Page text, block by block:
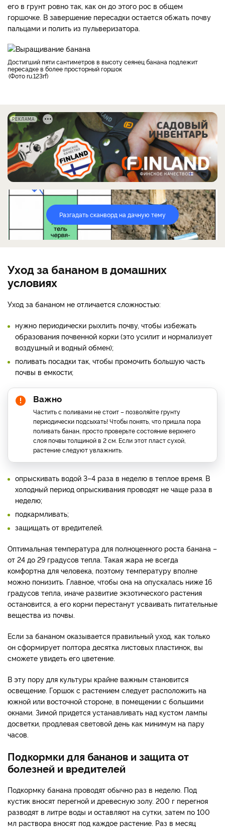
его в грунт ровно так, как он до этого рос в общем
горшочке. В завершение пересадки остается обжать почву
пальцами и полить из пульверизатора.
достигший пяти сантиметров в высоту сеянец банана подлежит
пересадке в более просторный горшок
Фото ru.123rf
РЕКЛАМА
Разгадать сканворд на дачную тему
Уход за бананом в домашних
условиях
Уход за бананом не отличается сложностью:
нужно периодически рыхлить почву, чтобы избежать
образования почвенной корки (это усилит и нормализует
воздушный и водный обмен);
поливать посадки так, чтобы промочить большую часть
почвы в емкости;
Важно
Частить с поливами не стоит – позволяйте грунту
периодически подсыхать! Чтобы понять, что пришла пора
поливать банан, просто проверьте состояние верхнего
слоя почвы толщиной в 2 см. Если этот пласт сухой,
растение следуют увлажнить.
опрыскивать водой 3–4 раза в неделю в теплое время. В
холодный период опрыскивания проводят не чаще раза в
неделю;
подкармливать;
защищать от вредителей.
Оптимальная температура для полноценного роста банана –
от 24 до 29 градусов тепла. Такая жара не всегда
комфортна для человека, поэтому температуру вполне
можно понизить. Главное, чтобы она на опускалась ниже 16
градусов тепла, иначе развитие экзотического растения
остановится, а его корни перестанут усваивать питательные
вещества из почвы.
Если за бананом оказывается правильный уход, как только
он сформирует полтора десятка листовых пластинок, вы
сможете увидеть его цветение.
В эту пору для культуры крайне важным становится
освещение. Горшок с растением следует расположить на
южной или восточной стороне, в помещении с большими
окнами. Зимой придется устанавливать над кустом лампы
досветки, продлевая световой день как минимум на пару
часов.
Подкормки для бананов и защита от
болезней и вредителей
Подкормку банана проводят обычно раз в неделю. Под
кустик вносят перегной и древесную золу. 200 г перегноя
разводят в литре воды и оставляют на сутки, затем по 100
мл раствора вносят под каждое растение. Раз в месяц